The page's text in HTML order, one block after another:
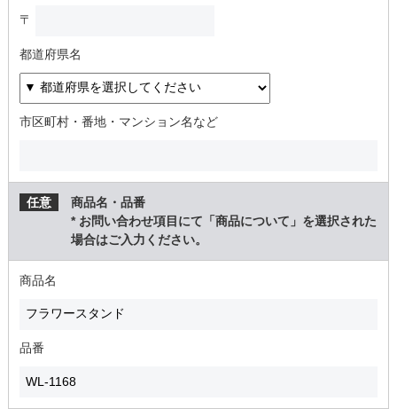
〒
都道府県名
市区町村・番地・マンション名など
商品名・品番
* お問い合わせ項目にて「商品について」を選択された
場合はご入力ください。
商品名
品番